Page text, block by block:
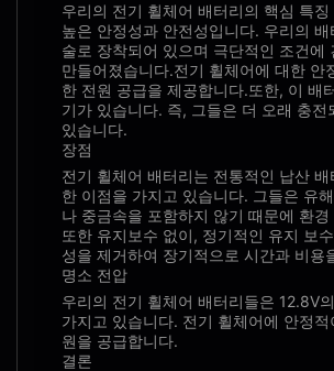
우리의 전기 휠체어 배터리의 핵심 특징
높은 안정성과 안전성입니다. 우리의 배
술로 장착되어 있으며 극단적인 조건에
만들어졌습니다.전기 휠체어에 대한 안
한 전원 공급을 제공합니다.또한, 이 배
기가 있습니다. 즉, 그들은 더 오래 충전
있습니다.
장점
전기 휠체어 배터리는 전통적인 납산
한 이점을 가지고 있습니다. 그들은 유
나 중금속을 포함하지 않기 때문에 환
또한 유지보수 없이, 정기적인 유지 보
성을 제거하여 장기적으로 시간과 비용
명소 전압
우리의 전기 휠체어 배터리들은 12.8V
가지고 있습니다. 전기 휠체어에 안정적
원을 공급합니다.
결론